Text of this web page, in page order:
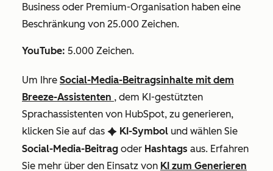
Business oder Premium-Organisation haben eine
Beschränkung von 25.000 Zeichen.
YouTube: 5.000 Zeichen.
Um Ihre Social-Media-Beitragsinhalte mit dem
Breeze-Assistenten , dem KI-gestützten
Sprachassistenten von HubSpot, zu generieren,
klicken Sie auf das artificialIntelligence KI-Symbol und wählen Sie
Social-Media-Beitrag oder Hashtags aus. Erfahren
Sie mehr über den Einsatz von KI zum Generieren